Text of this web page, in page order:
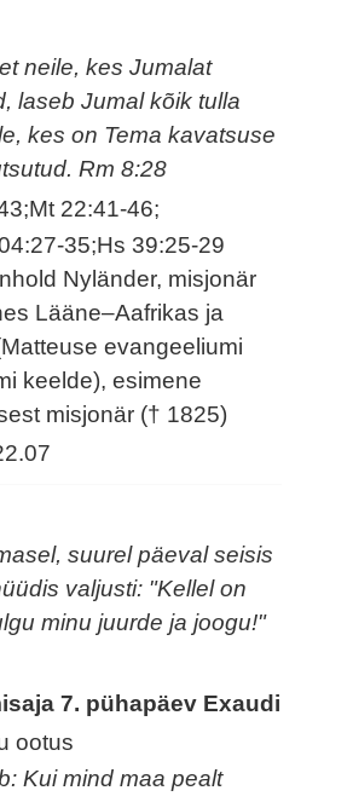
neile, kes Jumalat
laseb Jumal kõik tulla
kes on Tema kavatsuse
Rm 8:28
22:41-46;
35;Hs 39:25-29
Nyländer, misjonär
Lääne–Aafrikas ja
evangeeliumi
keelde), esimene
misjonär († 1825)
suurel päeval seisis
valjusti: "Kellel on
minu juurde ja joogu!"
7. pühapäev Exaudi
ootus
Kui mind maa pealt